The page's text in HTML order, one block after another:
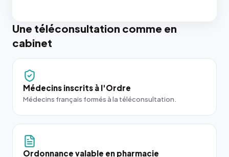
Une téléconsultation comme en
cabinet
Médecins inscrits à l'Ordre
Médecins français formés à la téléconsultation.
Ordonnance valable en pharmacie